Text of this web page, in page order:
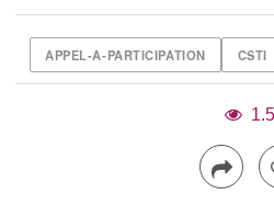
APPEL-A-PARTICIPATION CSTI